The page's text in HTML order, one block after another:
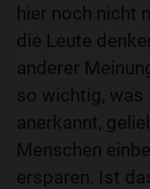
hier noch nicht
die Leute
anderer
so wichtig, was
anerkannt,
Menschen
ersparen. Ist